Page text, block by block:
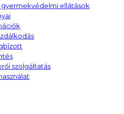
gyermekvédelmi ellátások
szolgáltatás